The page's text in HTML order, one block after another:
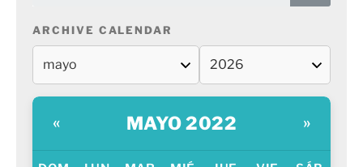
ARCHIVE CALENDAR
« MAYO 2022 »